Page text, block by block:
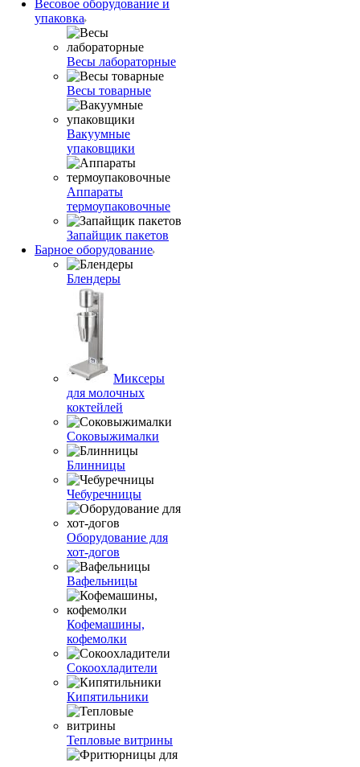
Весовое оборудование и
упаковка
Весы лабораторные
Весы товарные
Вакуумные
упаковщики
Аппараты
термоупаковочные
Запайщик пакетов
Барное оборудование
Блендеры
Миксеры
для молочных
коктейлей
Соковыжималки
Блинницы
Чебуречницы
Оборудование для
хот-догов
Вафельницы
Кофемашины,
кофемолки
Сокоохладители
Кипятильники
Тепловые витрины